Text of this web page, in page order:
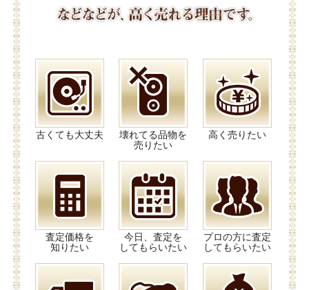
古くても大丈夫
壊れてる品物を
売りたい
高く売りたい
査定価格を
知りたい
今日、査定を
してもらいたい
プロの方に査定
してもらいたい